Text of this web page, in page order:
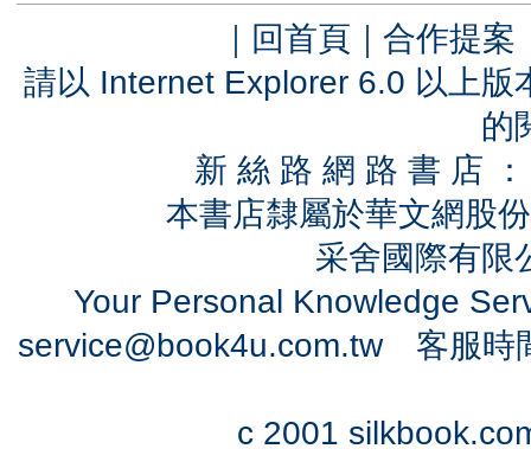
｜ 回首頁 ｜ 合作提案
請以 Internet Explorer 6.0 以上
的
新 絲 路 網 路 書 店
本書店隸屬於華文網股
采舍國際有
Your Personal Knowledge
service@book4u.com.tw客服時
c 2001